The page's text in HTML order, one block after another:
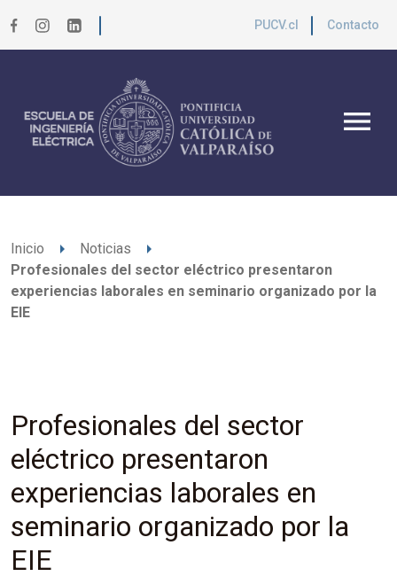
PUCV.cl Contacto
menu
Inicio arrow_right Noticias arrow_right
Profesionales del sector eléctrico presentaron
experiencias laborales en seminario organizado por la
EIE
Profesionales del sector
eléctrico presentaron
experiencias laborales en
seminario organizado por la
EIE